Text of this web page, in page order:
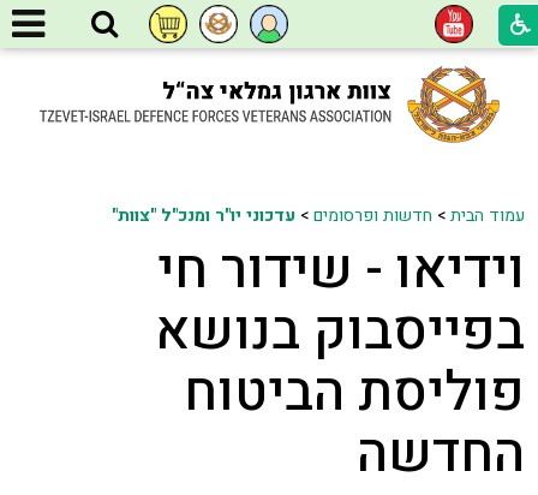
עמוד הבית> חדשות ופרסומים>עדכוני יו"ר ומנכ"ל "צוות"
וידיאו - שידור חי
בפייסבוק בנושא
פוליסת הביטוח
החדשה